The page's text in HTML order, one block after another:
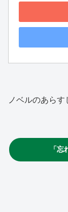
ノベルのあらす
「